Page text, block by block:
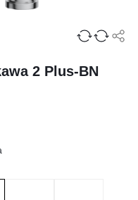
2 Plus-BN